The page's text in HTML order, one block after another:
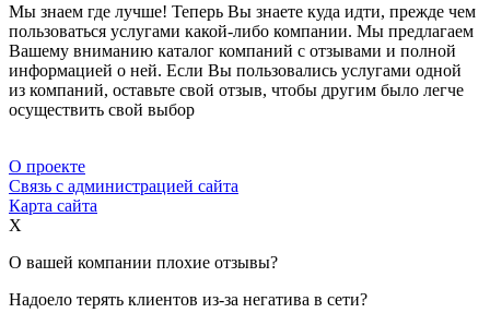
Мы знаем где лучше! Теперь Вы знаете куда идти, прежде чем
пользоваться услугами какой-либо компании. Мы предлагаем
Вашему вниманию каталог компаний с отзывами и полной
информацией о ней. Если Вы пользовались услугами одной
из компаний, оставьте свой отзыв, чтобы другим было легче
осуществить свой выбор
О проекте
Связь с администрацией сайта
Карта сайта
X
О вашей компании плохие отзывы?
Надоело терять клиентов из-за негатива в сети?